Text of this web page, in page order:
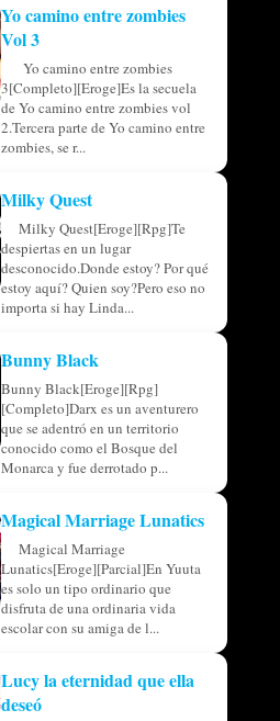
Yo camino entre zombies
Vol 3
Yo camino entre zombies
3[Completo][Eroge]Es la secuela
de Yo camino entre zombies vol
2.Tercera parte de Yo camino entre
zombies, se r...
Milky Quest
Milky Quest[Eroge][Rpg]Te
despiertas en un lugar
desconocido.Donde estoy? Por qué
estoy aquí? Quien soy?Pero eso no
importa si hay Linda...
Bunny Black
Bunny Black[Eroge][Rpg]
[Completo]Darx es un aventurero
que se adentró en un territorio
conocido como el Bosque del
Monarca y fue derrotado p...
Magical Marriage Lunatics
Magical Marriage
Lunatics[Eroge][Parcial]En Yuuta
es solo un tipo ordinario que
disfruta de una ordinaria vida
escolar con su amiga de l...
Lucy la eternidad que ella
deseó